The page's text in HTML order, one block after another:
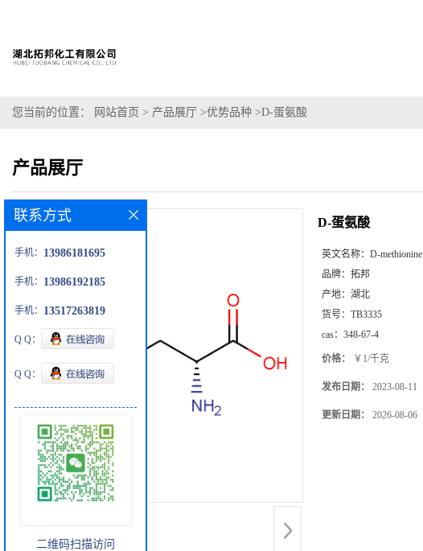
您当前的位置： 网站首页 > 产品展厅 >优势品种 >D-蛋氨酸
产品展厅
D-蛋氨酸
英文名称： D-methionine
品牌： 拓邦
产地： 湖北
货号： TB3335
cas： 348-67-4
价格： ￥1/千克
发布日期： 2023-08-11
更新日期： 2026-08-06
联系方式
手机： 13986181695
手机： 13986192185
手机： 13517263819
Q Q：
Q Q：
二维码扫描访问